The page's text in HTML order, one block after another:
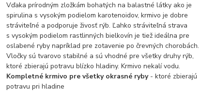
Vďaka prírodným zložkám bohatých na balastné látky ako je
spirulina s vysokým podielom karotenoidov, krmivo je dobre
stráviteľné a podporuje živosť rýb. Ľahko stráviteľná strava
s vysokým podielom rastlinných bielkovín je tiež ideálna pre
oslabené ryby napríklad pre zotavenie po črevných chorobách.
Vločky sú tvarovo stabilné a sú vhodné pre všetky druhy rýb,
ktoré zbierajú potravu blízko hladiny. Krmivo nekalí vodu.
Kompletné krmivo pre všetky okrasné ryby- ktoré zbierajú
potravu pri hladine